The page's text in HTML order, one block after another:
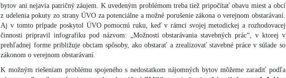
bytov ani nejavia patričný záujem. K uvedeným problémom treba tiež pripočítať obavu miest a obcí
z udelenia pokuty zo strany ÚVO za potenciálne a možné porušenie zákona o verejnom obstarávaní.
Aj v tomto prípade poskytol ÚVO pomocnú ruku, keď v rámci svojej metodickej a rozhodovacej
činnosti pripravil infografiku pod názvom: „Možnosti obstarávania stavebných prác“, v ktorej v
prehľadnej forme približuje obciam spôsoby, ako obstarať a zrealizovať stavebné práce v súlade so
zákonom o verejnom obstarávaní.
K možným riešeniam problému spojeného s nedostatkom nájomných bytov môžeme zaradiť podľa